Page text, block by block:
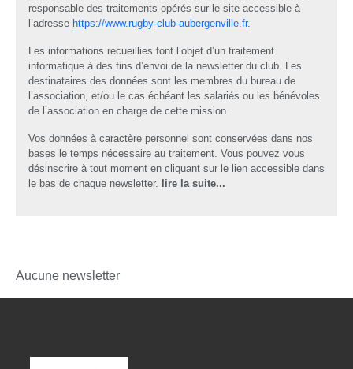
responsable des traitements opérés sur le site accessible à
l’adresse https://www.rugby-club-aubergenville.fr.
Les informations recueillies font l’objet d’un traitement
informatique à des fins d’envoi de la newsletter du club. Les
destinataires des données sont les membres du bureau de
l’association, et/ou le cas échéant les salariés ou les bénévoles
de l’association en charge de cette mission.
Vos données à caractère personnel sont conservées dans nos
bases le temps nécessaire au traitement. Vous pouvez vous
désinscrire à tout moment en cliquant sur le lien accessible dans
le bas de chaque newsletter.
lire la suite...
Aucune newsletter